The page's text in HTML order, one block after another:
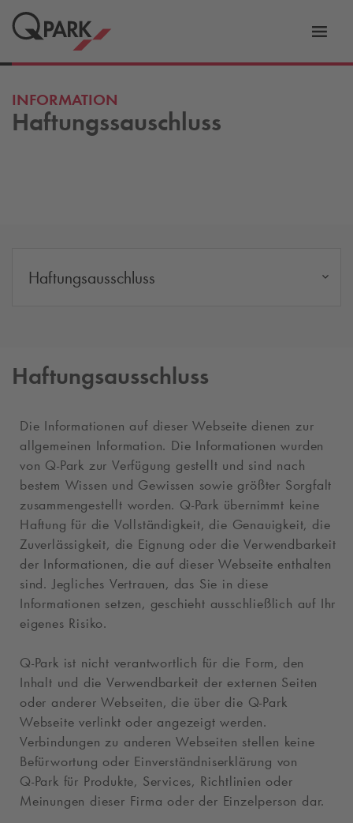
Zur
INFORMATION
Haftungssauschluss
Haftungsausschluss
Haftungsausschluss
Die Informationen auf dieser Webseite dienen zur
allgemeinen Information. Die Informationen wurden
von Q-Park zur Verfügung gestellt und sind nach
bestem Wissen und Gewissen sowie größter Sorgfalt
zusammengestellt worden. Q-Park übernimmt keine
Haftung für die Vollständigkeit, die Genauigkeit, die
Zuverlässigkeit, die Eignung oder die Verwendbarkeit
der Informationen, die auf dieser Webseite enthalten
sind. Jegliches Vertrauen, das Sie in diese
Informationen setzen, geschieht ausschließlich auf Ihr
eigenes Risiko.
Q-Park ist nicht verantwortlich für die Form, den
Inhalt und die Verwendbarkeit der externen Seiten
oder anderer Webseiten, die über die Q-Park
Webseite verlinkt oder angezeigt werden.
Verbindungen zu anderen Webseiten stellen keine
Befürwortung oder Einverständniserklärung von
Q-Park für Produkte, Services, Richtlinien oder
Meinungen dieser Firma oder der Einzelperson dar.